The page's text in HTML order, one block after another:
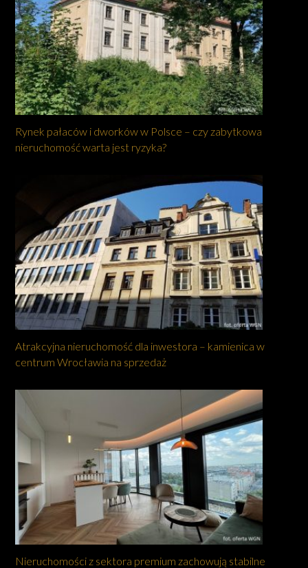
Rynek pałaców i dworków w Polsce – czy zabytkowa
nieruchomość warta jest ryzyka?
Atrakcyjna nieruchomość dla inwestora – kamienica w
centrum Wrocławia na sprzedaż
Nieruchomości z sektora premium zachowują stabilne